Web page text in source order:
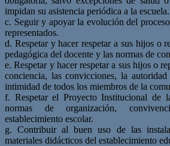
impidan su asistencia periódica a la escuela.
c. Seguir y apoyar la evolución del
representados.
d. Respetar y hacer respetar a sus hijos o
pedagógica del docente y las normas de
e. Respetar y hacer respetar a sus hijos o
conciencia, las convicciones, la
intimidad de todos los miembros de la
f. Respetar el Proyecto Institucional de
normas de organización,
establecimiento escolar.
g. Contribuir al buen uso de las
materiales didácticos del establecimiento